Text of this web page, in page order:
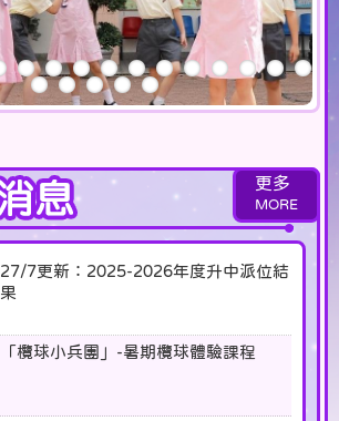
更多
27/7更新：2025-2026年度升中派位結
果
「欖球小兵團」-暑期欖球體驗課程